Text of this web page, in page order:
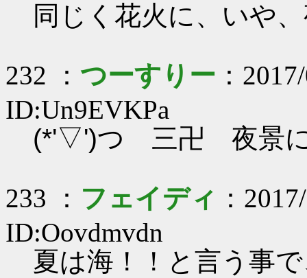
同じく花火に、いや
232 ： つーすりー ：
ID:Un9EVKPa
(*'▽')つ 三卍 夜景に
233 ： フェイディ ：
ID:Oovdmvdn
夏は海！！と言う事